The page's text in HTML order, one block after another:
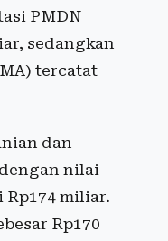
PMDN
sedangkan
tercatat
dan
nilai
Rp174 miliar.
Rp170